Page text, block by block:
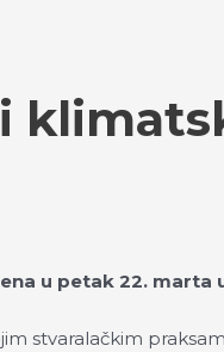
u petak 22. marta
stvaralačkim